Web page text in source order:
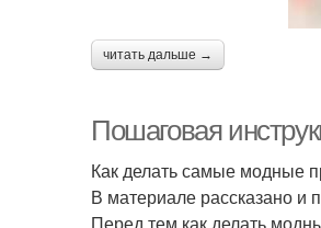
читать дальше →
Пошаговая
Как делать самые модные
В материале рассказано и